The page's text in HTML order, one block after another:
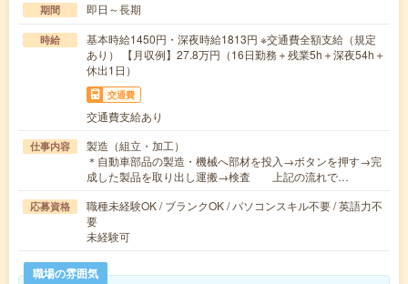
期間 即日～長期
時給
基本時給1450円・深夜時給1813円 ※交通費全額支給（規定
あり） 【月収例】27.8万円（16日勤務＋残業5h＋深夜54h＋
休出1日）
交通費
交通費支給あり
仕事内容
製造（組立・加工）
＊自動車部品の製造・機械へ部材を投入→ボタンを押す→完
成した製品を取り出し運搬→検査 上記の流れで…
応募資格
職種未経験OK / ブランクOK / パソコンスキル不要 / 英語力不
要
未経験可
職場の雰囲気